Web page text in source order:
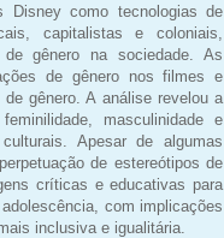
Disney como tecnologias de
capitalistas e coloniais,
gênero na sociedade. As
de gênero nos filmes e
gênero. A análise revelou a
masculinidade e
Apesar de algumas
de estereótipos de
críticas e educativas para
com implicações
inclusiva e igualitária.